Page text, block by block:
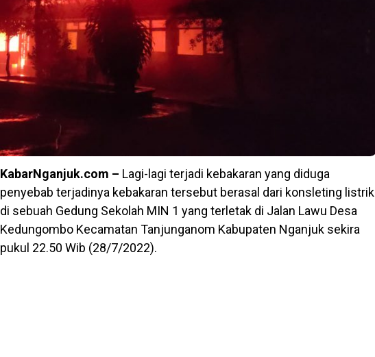
KabarNganjuk.com – Lagi-lagi terjadi kebakaran yang diduga
penyebab terjadinya kebakaran tersebut berasal dari konsleting listrik
di sebuah Gedung Sekolah MIN 1 yang terletak di Jalan Lawu Desa
Kedungombo Kecamatan Tanjunganom Kabupaten Nganjuk sekira
pukul 22.50 Wib (28/7/2022).